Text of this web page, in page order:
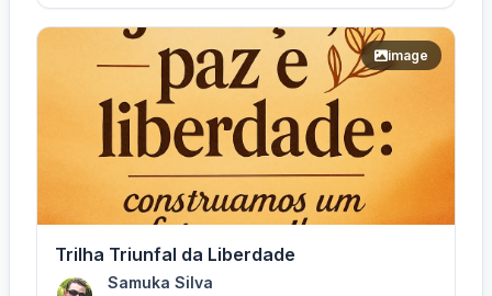
image
Trilha Triunfal da Liberdade
Samuka Silva